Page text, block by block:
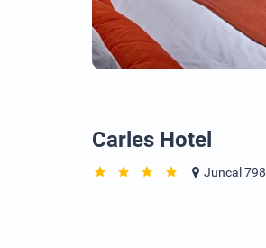
Carles Hotel
Juncal 798